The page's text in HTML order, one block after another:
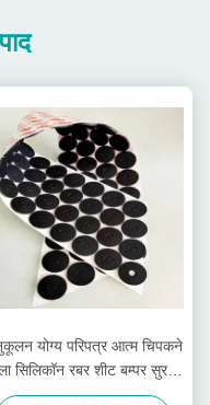
योग्य परिपत्र आत्म चिपकने
सिलिकॉन रबर शीट बम्पर सुरक्षा
पैड